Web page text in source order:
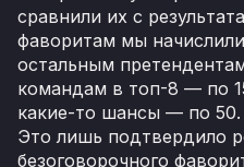
сравнили их с
фаворитам мы
остальным
командам в топ-8 — по
какие-то шансы — по 50.
Это лишь подтвердило
безоговорочного